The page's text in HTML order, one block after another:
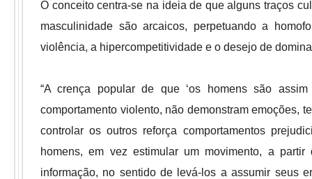
O conceito centra-se na ideia de que alguns traços
masculinidade são arcaicos, perpetuando a
violência, a hipercompetitividade e o desejo de
“A crença popular de que ‘os homens são assim
comportamento violento, não demonstram emoções,
controlar os outros reforça comportamentos
homens, em vez estimular um movimento, a
informação, no sentido de levá-los a assumir seus